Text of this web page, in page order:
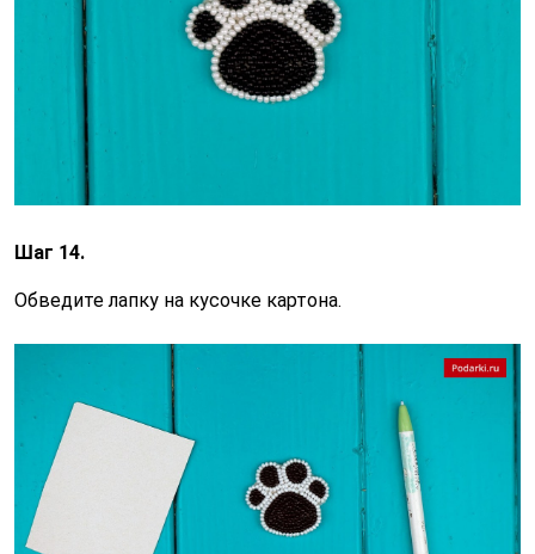
Шаг 14.
Обведите лапку на кусочке картона.